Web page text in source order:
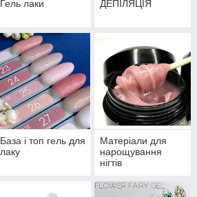
Гель лаки ДЕПІЛЯЦІЯ
База і топ гель для
лаку
Матеріали для
нарощування
нігтів